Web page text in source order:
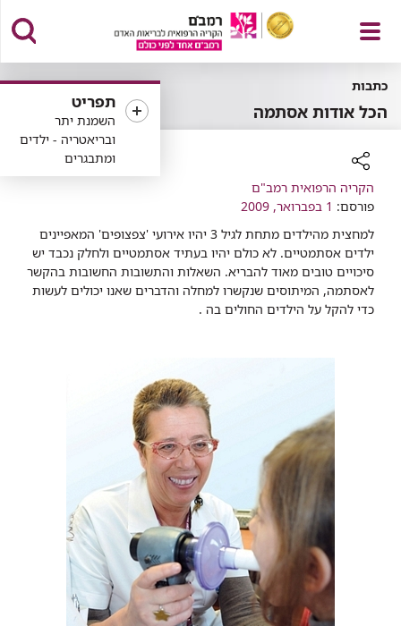
פתח
תפריט
תפריט
השמנת יתר
ובריאטריה - ילדים
ומתבגרים
כתבות
הכל אודות אסתמה
רכיב
שיתוף
הקריה הרפואית רמב"ם
פורסם: 1 בפברואר, 2009
למחצית מהילדים מתחת לגיל 3 יהיו אירועי 'צפצופים' המאפיינים
ילדים אסתמטיים. לא כולם יהיו בעתיד אסתמטיים ולחלק נכבד יש
סיכויים טובים מאוד להבריא. השאלות והתשובות החשובות בהקשר
לאסתמה, המיתוסים שנקשרו למחלה והדברים שאנו יכולים לעשות
כדי להקל על הילדים החולים בה .​